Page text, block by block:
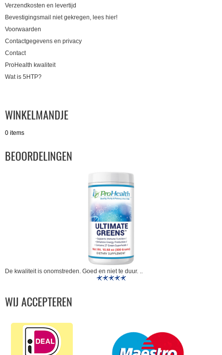
Verzendkosten en levertijd
Bevestigingsmail niet gekregen, lees hier!
Voorwaarden
Contactgegevens en privacy
Contact
ProHealth kwaliteit
Wat is 5HTP?
WINKELMANDJE
0 items
BEOORDELINGEN
De kwaliteit is onomstreden. Goed en niet te duur. ..
WIJ ACCEPTEREN